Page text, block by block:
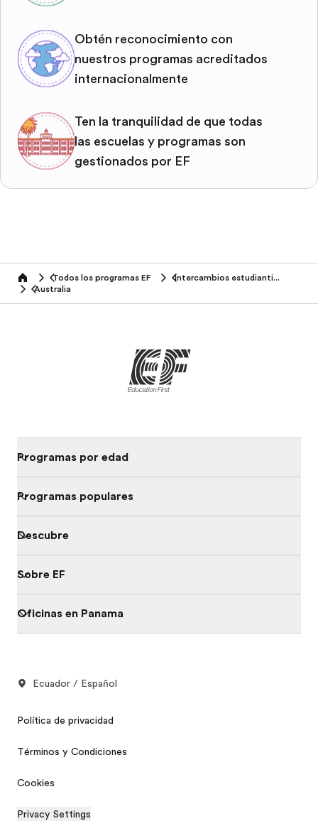
Obtén reconocimiento con
nuestros programas acreditados
internacionalmente
Ten la tranquilidad de que todas
las escuelas y programas son
gestionados por EF
home Todos los programas EF
Intercambios estudiantiles
Australia
Programas por edad
Programas populares
Descubre
Sobre EF
Oficinas en Panama
Ecuador / Español
Política de privacidad
Términos y Condiciones
Cookies
Privacy Settings